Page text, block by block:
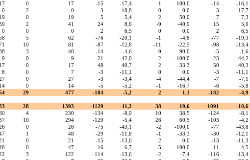
17 0 17 -15 -17,4 1 100,0 -14
-16,1
0 2 0 -3 -18,8 0 0,0 -3
-17,7
19 0 19 5 5,4 2 50,0 7
7,3
2 41 24 8,6 -9 -40,9 15
5,0
0 0 0 2 6,5 0 0,0 2
6,5
5 62 -76 -20,1 -1 -4,8 -77
-19,3
10 81 -87 -12,8 -11 -22,5 -98
-13,4
3 40 -14 -4,6 9 90,0 -5
-1,6
9 0 9 -21 -42,0 -2 -100,0 -23
-44,2
17 0 17 48 40,7 2 33,3 50
40,3
8 0 7 -3 -11,1 0 0,0 -3
-11,1
0 27 -3 -3,4 -4 -44,4 -7
-7,1
14 0 14 -5 -5,2 -1 -16,7 -6
-5,8
29 477 -184 -5,2 2 1,1 -182 -4,9
28 1393 -1129 -11,2 38 19,6 -1091
-10,6
4 230 -134 -8,9 10 38,5 -124
-8,1
10 294 -129 -5,4 26 60,5 -103
-4,2
0 26 -75 -43,1 -2 -100,0 -77
-43,8
1 48 -29 -11,8 -1 -33,3 -30
-12,1
0 21 -15 -13,0 2 0,0 -13
-11,3
0 47 16 6,7 -5 -100,0 11
4,5
3 122 -114 -13,6 -2 -7,4 -116
-13,4